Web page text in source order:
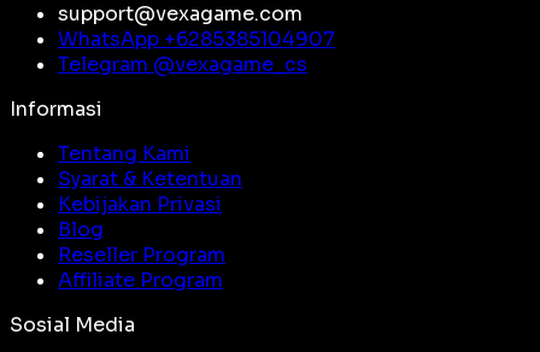
support@vexagame.com
WhatsApp +6285385104907
Telegram @vexagame_cs
Informasi
Tentang Kami
Syarat & Ketentuan
Kebijakan Privasi
Blog
Reseller Program
Affiliate Program
Sosial Media